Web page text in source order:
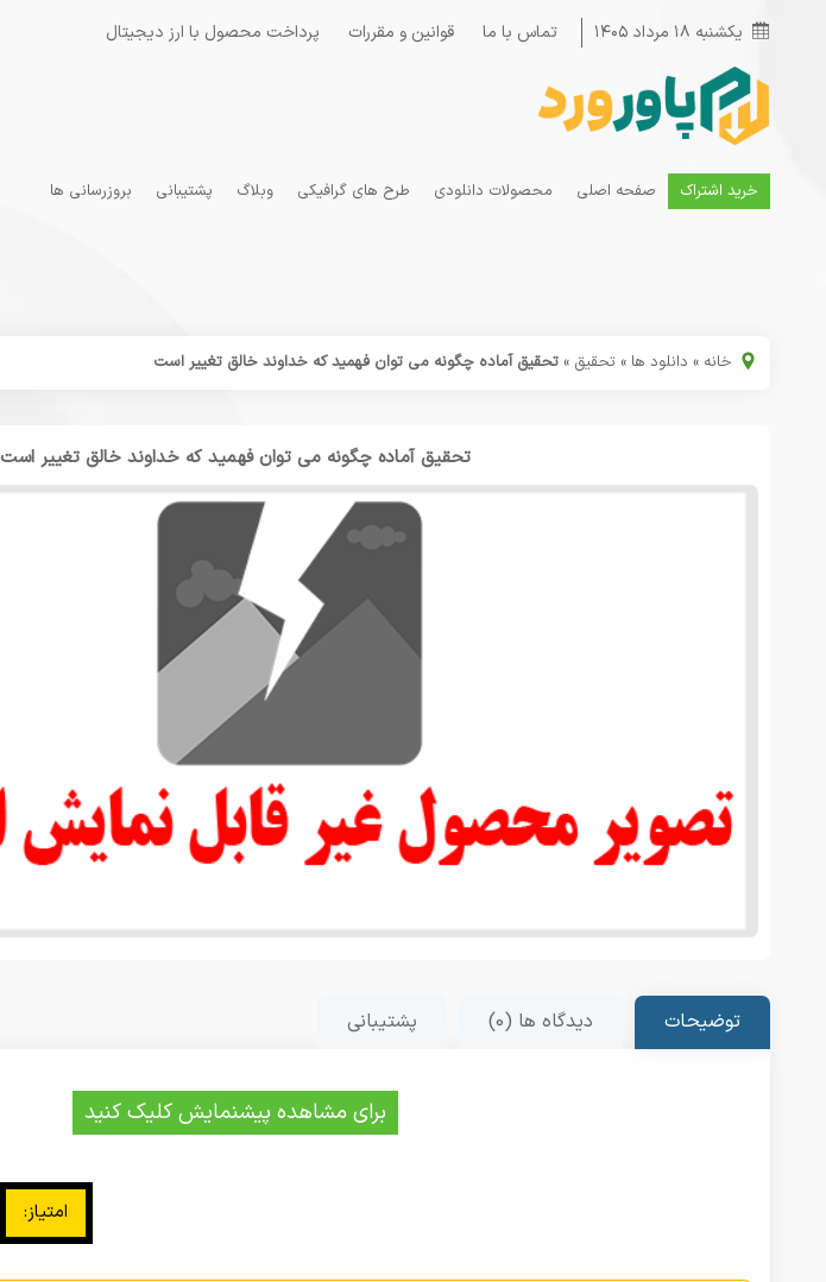
یکشنبه ۱۸ مرداد ۱۴۰۵ تماس با ما قوانین و مقررات پرداخت محصول با ارز دیجیتال
خرید اشتراک صفحه اصلی محصولات دانلودی طرح های گرافیکی وبلاگ پشتیبانی بروزرسانی ها
خانه » دانلود ها » تحقیق » تحقیق آماده چگونه می توان فهمید که خداوند خالق تغییر است
تحقیق آماده چگونه می توان فهمید که خداوند خالق تغییر است
توضیحات دیدگاه ها (0) پشتیبانی
برای مشاهده پیشنمایش کلیک کنید